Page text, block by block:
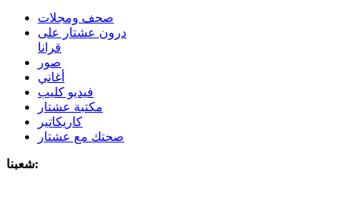
صحف ومجلات
درون عشتار على
قرانا
صور
أغاني
فيديو كليب
مكتبة عشتار
كاريكاتير
صحتك مع عشتار
شعبنا: